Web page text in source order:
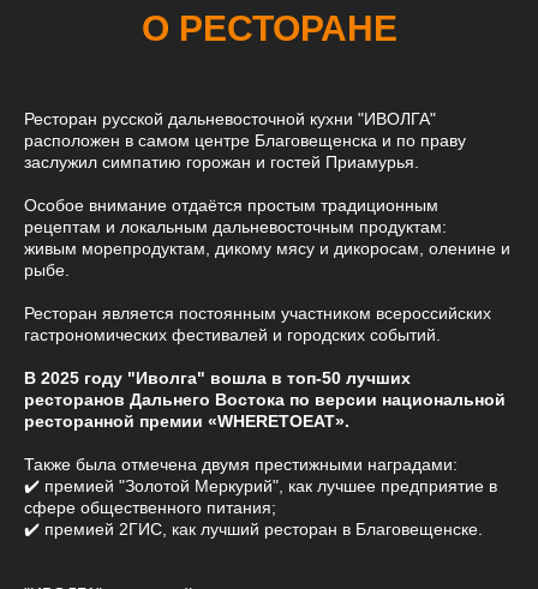
О РЕСТОРАНЕ
Ресторан русской дальневосточной кухни "ИВОЛГА"
расположен в самом центре Благовещенска и по праву
заслужил симпатию горожан и гостей Приамурья.
Особое внимание отдаётся простым традиционным
рецептам и локальным дальневосточным продуктам:
живым морепродуктам, дикому мясу и дикоросам, оленине и
рыбе.
Ресторан является постоянным участником всероссийских
гастрономических фестивалей и городских событий.
В 2025 году "Иволга" вошла в топ-50 лучших
ресторанов Дальнего Востока по версии национальной
ресторанной премии «WHERETOEAT».
Также была отмечена двумя престижными наградами:
✔️ премией "Золотой Меркурий", как лучшее предприятие в
сфере общественного питания;
✔️ премией 2ГИС, как лучший ресторан в Благовещенске.